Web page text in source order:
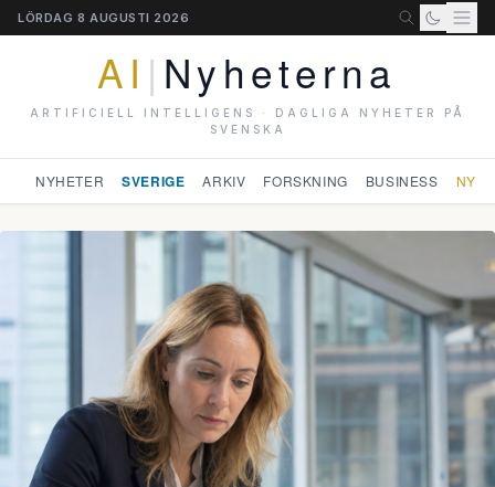
LÖRDAG 8 AUGUSTI 2026
AI | Nyheterna
ARTIFICIELL INTELLIGENS · DAGLIGA NYHETER PÅ
SVENSKA
NYHETER SVERIGE ARKIV FORSKNING BUSINESS